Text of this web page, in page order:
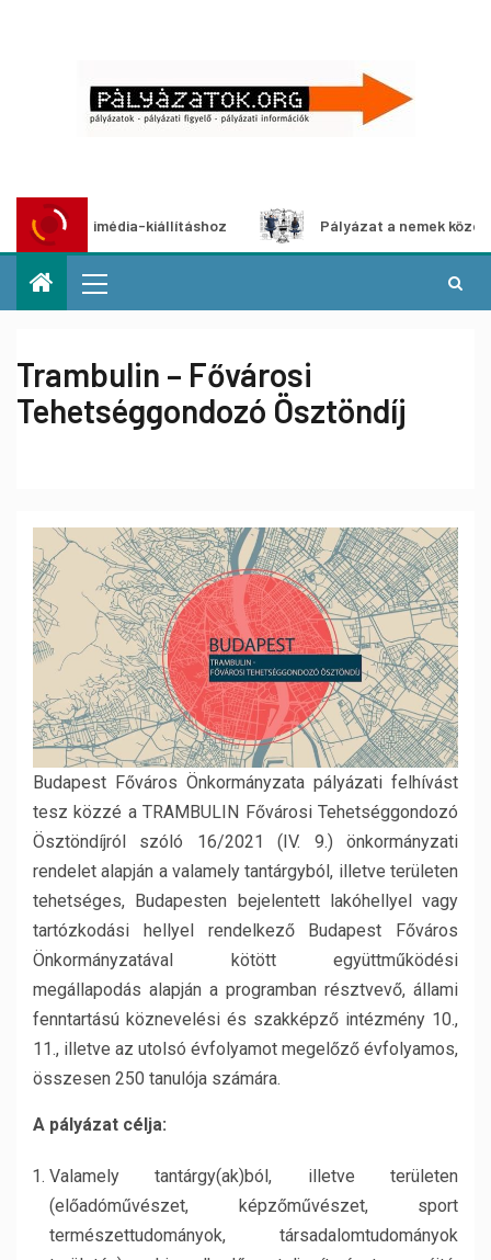
kiállításhoz Pályázat a nemek közötti
Trambulin – Fővárosi
Tehetséggondozó Ösztöndíj
Budapest Főváros Önkormányzata pályázati felhívást
tesz közzé a TRAMBULIN Fővárosi Tehetséggondozó
Ösztöndíjról szóló 16/2021 (IV. 9.) önkormányzati
rendelet alapján a valamely tantárgyból, illetve területen
tehetséges, Budapesten bejelentett lakóhellyel vagy
tartózkodási hellyel rendelkező Budapest Főváros
Önkormányzatával kötött együttműködési
megállapodás alapján a programban résztvevő, állami
fenntartású köznevelési és szakképző intézmény 10.,
11., illetve az utolsó évfolyamot megelőző évfolyamos,
összesen 250 tanulója számára.
A pályázat célja:
Valamely tantárgy(ak)ból, illetve területen
(előadóművészet, képzőművészet, sport
természettudományok, társadalomtudományok